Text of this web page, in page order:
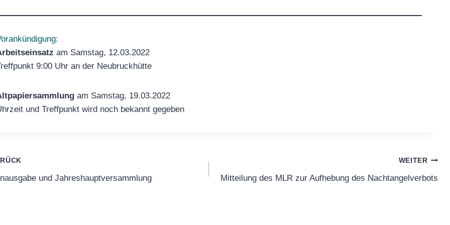
am Samstag, 12.03.2022
9:00 Uhr an der Neubruckhütte
am Samstag, 19.03.2022
und Treffpunkt wird noch bekannt gegeben
und Jahreshauptversammlung
WEITER
Mitteilung des MLR zur Aufhebung des Nachtangelverbots